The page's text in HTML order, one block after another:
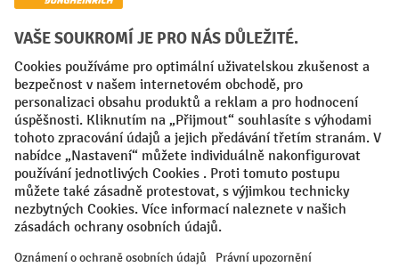
Faktura
Sociální sítě
Facebook
YouTube
LinkedIn
VODP Otisk
Prohlášení o ochraně osobních údajů